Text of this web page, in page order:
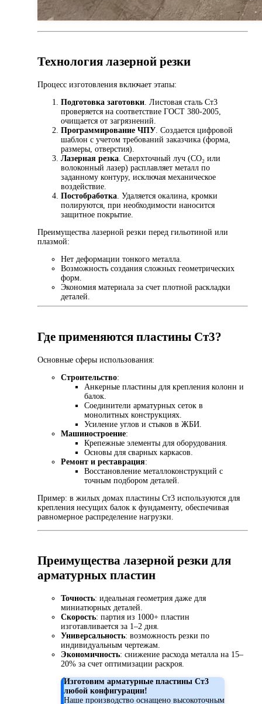
Технология лазерной резки
Процесс изготовления включает этапы:
Подготовка заготовки. Листовая сталь Ст3
проверяется на соответствие ГОСТ 380-2005,
очищается от загрязнений.
Программирование ЧПУ. Создается цифровой
шаблон с учетом требований заказчика (форма,
размеры, отверстия).
Лазерная резка. Сверхточный луч (CO₂ или
волоконный лазер) расплавляет металл по
заданному контуру, исключая механическое
воздействие.
Постобработка. Удаляется окалина, кромки
полируются, при необходимости наносится
защитное покрытие.
Преимущества лазерной резки перед гильотиной или
плазмой:
Нет деформации тонкого металла.
Возможность создания сложных геометрических
форм.
Экономия материала за счет плотной раскладки
деталей.
Где применяются пластины Ст3?
Основные сферы использования:
Строительство:
Анкерные пластины для крепления колонн и
балок.
Соединители арматурных сеток в
монолитных конструкциях.
Усиление углов и стыков в ЖБИ.
Машиностроение:
Крепежные элементы для оборудования.
Основы для сварных каркасов.
Ремонт и реставрация:
Восстановление металлоконструкций с
точным подбором деталей.
Пример: в жилых домах пластины Ст3 используются для
крепления несущих балок к фундаменту, обеспечивая
равномерное распределение нагрузки.
Преимущества лазерной резки для
арматурных пластин
Точность: идеальная геометрия даже для
миниатюрных деталей.
Скорость: партия из 1000+ пластин
изготавливается за 1–2 дня.
Универсальность: возможность резки по
индивидуальным чертежам.
Экономичность: снижение расхода металла на 15–
20% за счет оптимизации раскроя.
Изготовим арматурные пластины Ст3
любой конфигурации!
Наше производство оснащено высокоточным